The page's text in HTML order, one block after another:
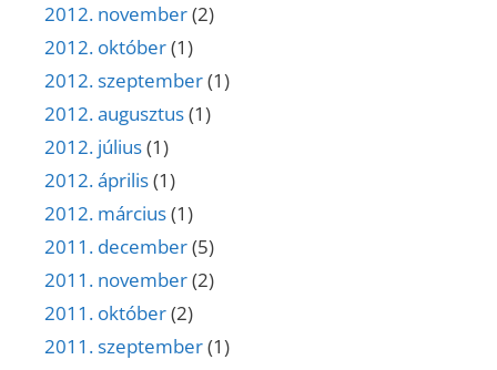
2012. november(2)
2012. október(1)
2012. szeptember(1)
2012. augusztus(1)
2012. július(1)
2012. április(1)
2012. március(1)
2011. december(5)
2011. november(2)
2011. október(2)
2011. szeptember(1)